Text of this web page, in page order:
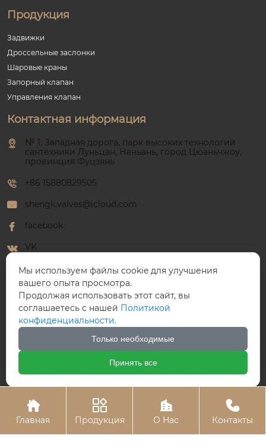
Продукция
Задвижки
Дроссельные заслонки
Шаровые краны
Запорный клапан
Управления клапан
Контактная информация
№ 1, Западная дорога, парк высоких технологий
сантехники Луньцан, Наньань, город Цюаньчжоу,
провинция Фуцзянь
+86 15880829505
shengli.valves@icloud.com
facebook
VK
WhatsApp
ООО Победный Клапан

Главная

Продукция

О Hас

Контакты
Мы используем файлы cookie для улучшения
вашего опыта просмотра.
Продолжая использовать этот сайт, вы
соглашаетесь с нашей Политикой
конфиденциальности.
Только необходимые
Принять все